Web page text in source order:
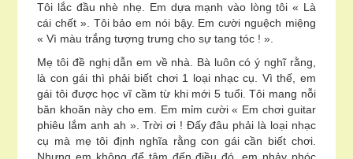
Tôi lắc đầu nhè nhẹ. Em dựa mạnh vào lòng tôi « Là
cái chết ». Tôi bảo em nói bậy. Em cười nguệch miệng
« Vì màu trắng tượng trưng cho sự tang tóc ! ».
Mẹ tôi đề nghị dẫn em về nhà. Bà luôn có ý nghĩ rằng,
là con gái thì phải biết chơi 1 loại nhạc cụ. Vì thế, em
gái tôi được học vĩ cầm từ khi mới 5 tuổi. Tôi mang nỗi
băn khoăn này cho em. Em mỉm cười « Em chơi guitar
phiêu lắm anh ah ». Trời ơi ! Đấy đâu phải là loại nhạc
cụ mà mẹ tôi định nghĩa rằng con gái cần biết chơi.